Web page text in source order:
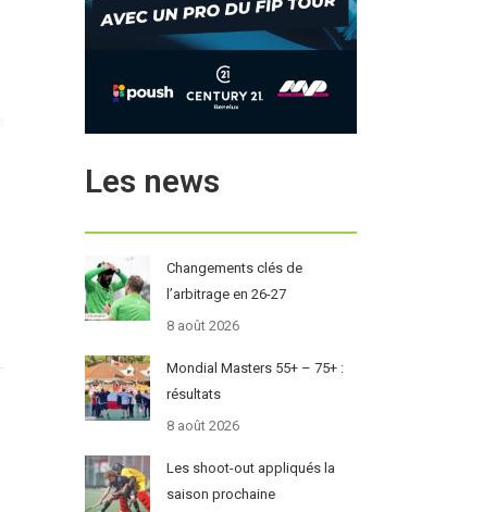
Les news
Changements clés de
l’arbitrage en 26-27
8 août 2026
Mondial Masters 55+ – 75+ :
résultats
8 août 2026
Les shoot-out appliqués la
saison prochaine